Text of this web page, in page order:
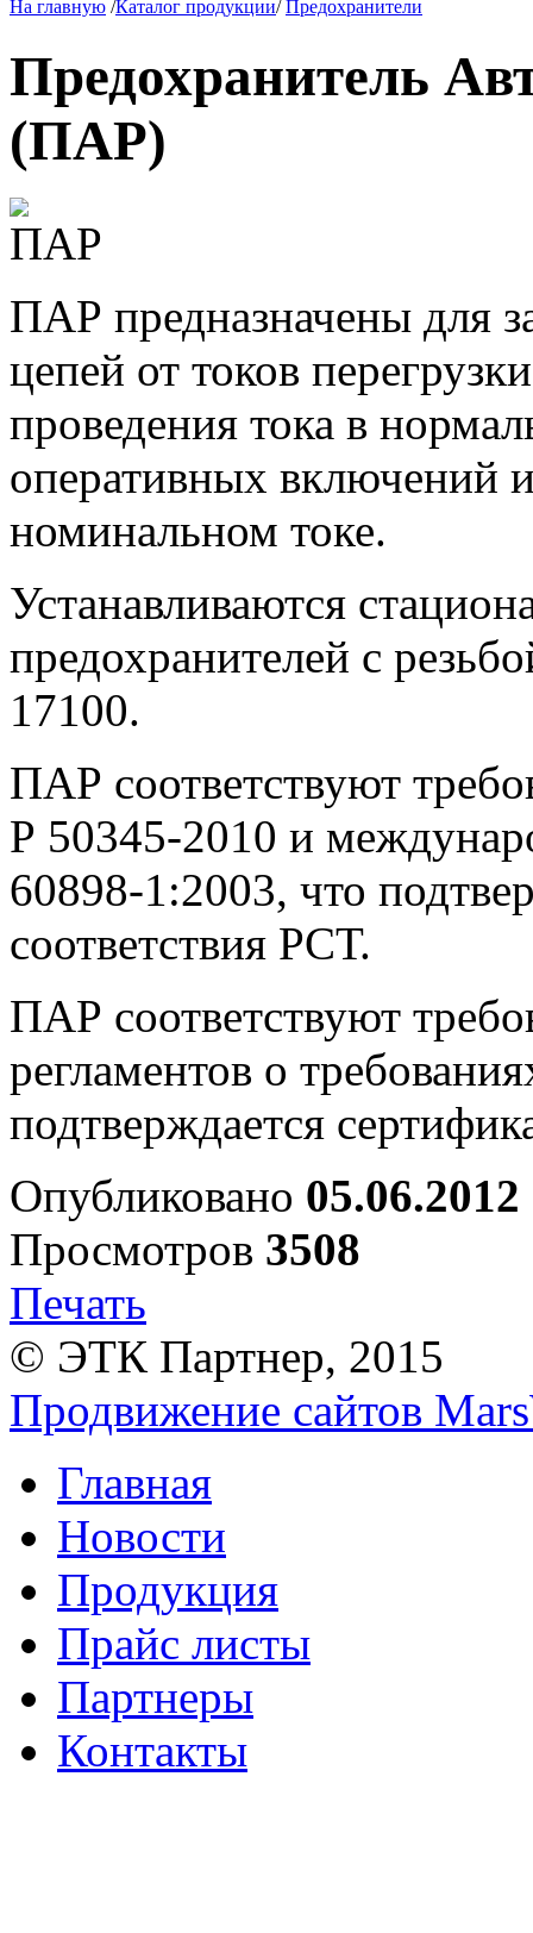
На главную /Каталог продукции/Предохранители
Предохранитель
(ПАР)
ПАР предназначены для
цепей от токов
проведения тока в
оперативных включений
номинальном токе.
Устанавливаются
предохранителей с
17100.
ПАР соответствуют
Р 50345-2010 и
60898-1:2003, что
соответствия РСТ.
ПАР соответствуют
регламентов о
подтверждается
Опубликовано 05.06.2012
Просмотров 3508
Печать
© ЭТК Партнер, 2015
Продвижение сайтов
Главная
Новости
Продукция
Прайс листы
Партнеры
Контакты